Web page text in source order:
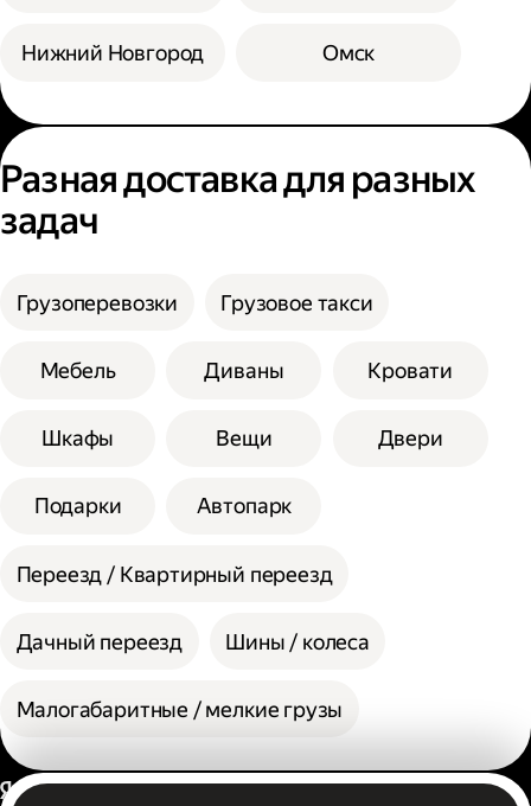
Нижний Новгород Омск
Разная доставка для разных
задач
Грузоперевозки Грузовое такси
Мебель Диваны Кровати
Шкафы Вещи Двери
Подарки Автопарк
Переезд / Квартирный переезд
Дачный переезд Шины / колеса
Малогабаритные / мелкие грузы
Россия